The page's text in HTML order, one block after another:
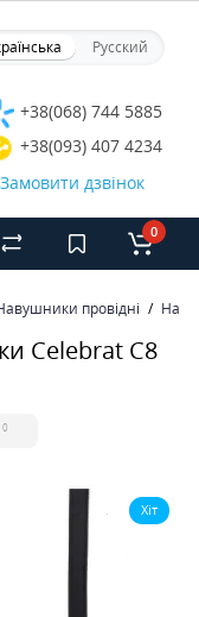
Русский
+38(068) 744 5885
+38(093) 407 4234
Замовити дзвінок
0
провідні
Celebrat C8
0
Хіт